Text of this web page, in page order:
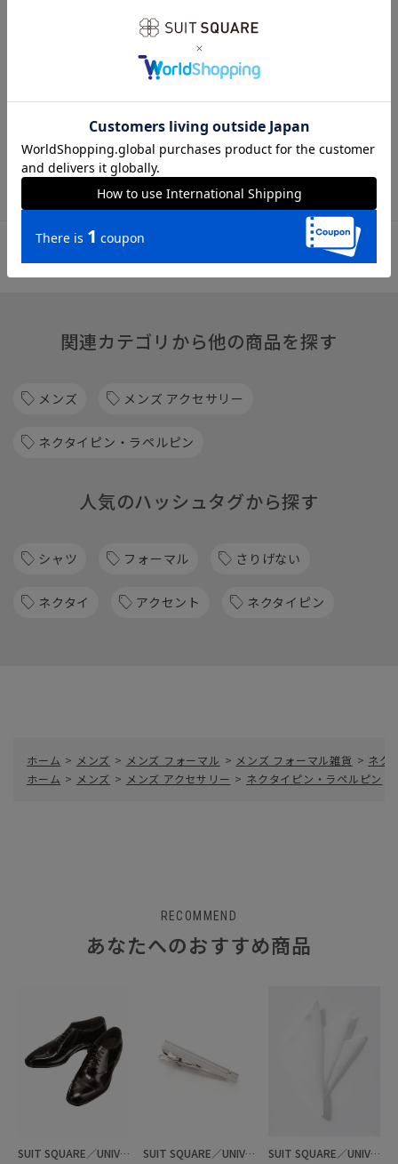
※同サイズまたは同一商品でも、生産の過程で個体差や着用感
の違いが生じる場合がございます。
※商品画像はできる限り実際の色に近づけて掲載しております
が、パソコン環境により色味に誤差が生じる場合がございま
す。予めご了承下さいませ。
関連カテゴリから他の商品を探す
メンズ メンズ アクセサリー
ネクタイピン・ラペルピン
人気のハッシュタグから探す
シャツ フォーマル さりげない
ネクタイ アクセント ネクタイピン
ホーム > メンズ > メンズ フォーマル > メンズ フォーマル雑貨 > ネク
ホーム > メンズ > メンズ アクセサリー > ネクタイピン・ラペルピン
RECOMMEND
あなたへのおすすめ商品
SUIT SQUARE／UNIVERSAL LANGUAGE
SUIT SQUARE／UNIVERSAL LANGUAGE
SUIT SQUARE／UNIVERSAL LANGUAGE